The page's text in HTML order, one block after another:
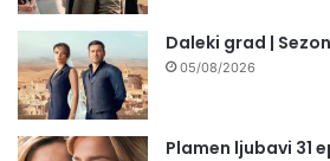
Daleki grad |
05/08/2026
Plamen ljubavi 31